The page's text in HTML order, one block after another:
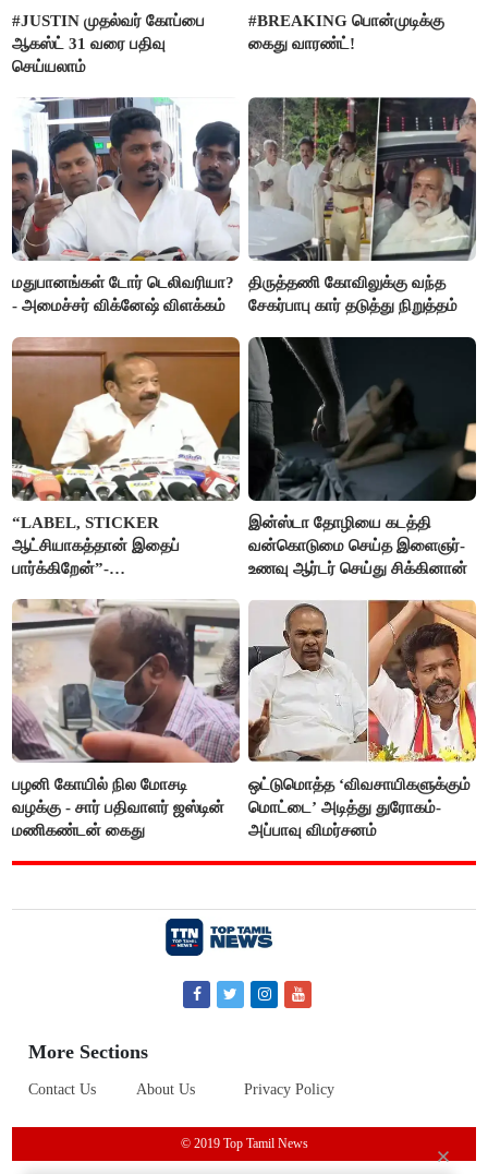
#JUSTIN முதல்வர் கோப்பை
ஆகஸ்ட் 31 வரை பதிவு
செய்யலாம்
#BREAKING பொன்முடிக்கு
கைது வாரண்ட்!
மதுபானங்கள் டோர் டெலிவரியா?
- அமைச்சர் விக்னேஷ் விளக்கம்
திருத்தணி கோவிலுக்கு வந்த
சேகர்பாபு கார் தடுத்து நிறுத்தம்
“LABEL, STICKER
ஆட்சியாகத்தான் இதைப்
பார்க்கிறேன்”-
இன்ஸ்டா தோழியை கடத்தி
வன்கொடுமை செய்த இளைஞர்-
உணவு ஆர்டர் செய்து சிக்கினான்
பழனி கோயில் நில மோசடி
வழக்கு - சார் பதிவாளர் ஜஸ்டின்
மணிகண்டன் கைது
ஒட்டுமொத்த ‘விவசாயிகளுக்கும்
மொட்டை’ அடித்து துரோகம்-
அப்பாவு விமர்சனம்
More Sections
Contact Us About Us Privacy Policy
© 2019 Top Tamil News